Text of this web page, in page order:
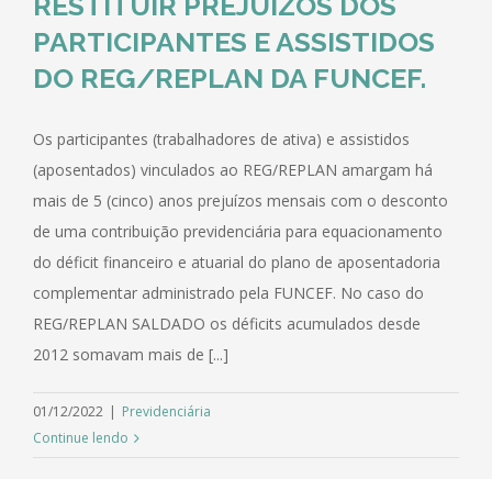
PARTICIPANTES E ASSISTIDOS
DO REG/REPLAN DA FUNCEF.
Os participantes (trabalhadores de ativa) e assistidos
(aposentados) vinculados ao REG/REPLAN amargam há
mais de 5 (cinco) anos prejuízos mensais com o desconto
de uma contribuição previdenciária para equacionamento
do déficit financeiro e atuarial do plano de aposentadoria
complementar administrado pela FUNCEF. No caso do
REG/REPLAN SALDADO os déficits acumulados desde
2012 somavam mais de [...]
01/12/2022 | Previdenciária
Continue lendo